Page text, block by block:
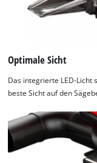
Optimale Sicht
Das integrierte LED-Licht
beste Sicht auf den